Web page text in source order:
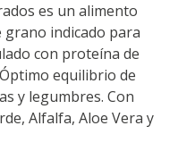
es un alimento
grano indicado para
con proteína de
equilibrio de
y legumbres. Con
Alfalfa, Aloe Vera y